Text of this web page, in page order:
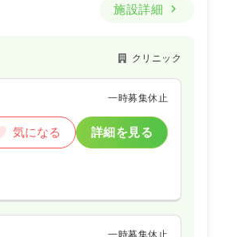
施設詳細
クリニック
一時募集休止
気になる 詳細を見る
一時募集休止